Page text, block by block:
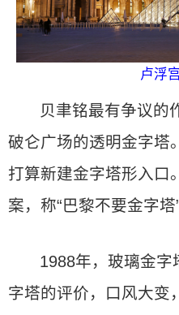
卢浮
贝聿铭最有争议的
破仑广场的透明金字塔。
打算新建金字塔形入口
案，称“巴黎不要金字塔
1988年，玻璃金
字塔的评价，口风大变